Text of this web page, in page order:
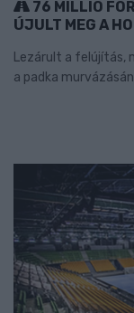
76 MILLIÓ
ÚJULT MEG A
Lezárult a felújítás,
a padka